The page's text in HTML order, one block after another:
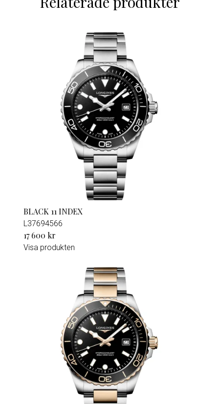
BLACK 11 INDEX
L37694566
17 600 kr
Visa produkten